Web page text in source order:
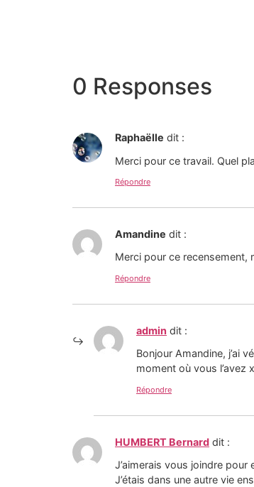
0 Responses
Raphaëlle dit :
Merci pour ce travail. Quel
Répondre
Amandine dit :
Merci pour ce recensement,
Répondre
admin dit :
Bonjour Amandine, j’ai
moment où vous l’avez
Répondre
HUMBERT Bernard dit :
J’aimerais vous joindre pour
J’étais dans une autre vie